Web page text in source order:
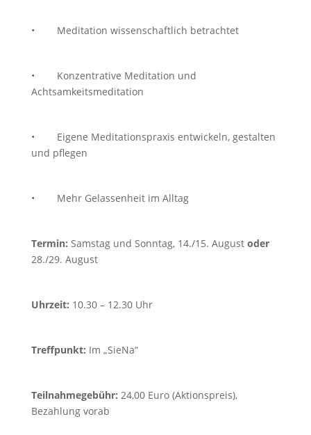
• Meditation wissenschaftlich betrachtet
• Konzentrative Meditation und
Achtsamkeitsmeditation
• Eigene Meditationspraxis entwickeln, gestalten
und pflegen
• Mehr Gelassenheit im Alltag
Termin: Samstag und Sonntag, 14./15. August oder
28./29. August
Uhrzeit: 10.30 – 12.30 Uhr
Treffpunkt: Im „SieNa“
Teilnahmegebühr: 24,00 Euro (Aktionspreis),
Bezahlung vorab